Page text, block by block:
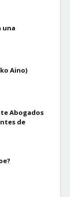
una
Aino)
Abogados
de